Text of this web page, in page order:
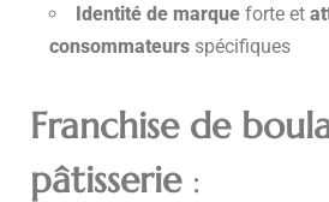
Identité de marque forte et
consommateurs spécifiques
Franchise de
pâtisserie: